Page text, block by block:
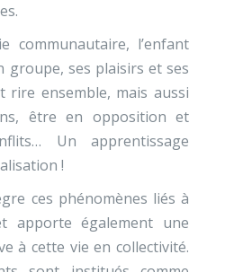
communautaire, l’enfant
groupe, ses plaisirs et ses
rire ensemble, mais aussi
être en opposition et
Un apprentissage
!
ces phénomènes liés à
apporte également une
à cette vie en collectivité.